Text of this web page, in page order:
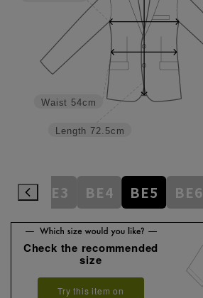
Length 72.5cm
Waist 54cm
BE3 BE4 BE5 BE6
Check the recommended
size
Try this item on